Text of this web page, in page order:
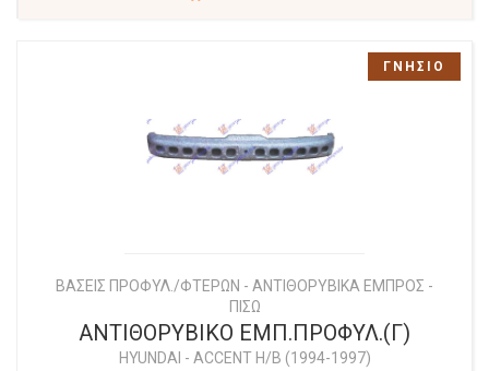
ΒΑΣΕΙΣ ΠΡΟΦΥΛ./ΦΤΕΡΩΝ - ΑΝΤΙΘΟΡΥΒΙΚΑ ΕΜΠΡΟΣ -
ΠΙΣΩ
ΑΝΤΙΘΟΡΥΒΙΚΟ ΕΜΠ.ΠΡΟΦΥΛ.(Γ)
HYUNDAI - ACCENT H/B (1994-1997)
ΓΝΗΣΙΟ